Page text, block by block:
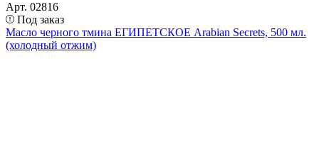
Арт. 02816
Под заказ
Масло черного тмина ЕГИПЕТСКОЕ Arabian Secrets, 500 мл.
(холодный отжим)